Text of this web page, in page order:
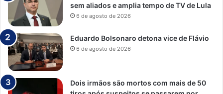
sem aliados e amplia tempo de TV de Lula
6 de agosto de 2026
Eduardo Bolsonaro detona vice de Flávio
6 de agosto de 2026
Dois irmãos são mortos com mais de 50